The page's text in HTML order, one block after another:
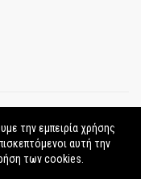
την εμπειρία χρήσης
αυτή την
των cookies.